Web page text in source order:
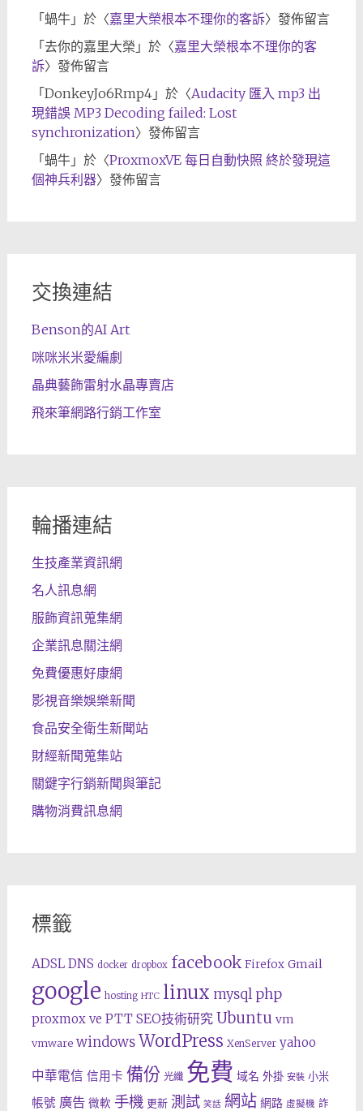
「 蝸牛」於〈嘉里大榮根本不理你的客訴〉發佈留言
「 去你的嘉里大榮 」於〈嘉里大榮根本不理你的客
訴〉發佈留言
「 DonkeyJo6Rmp4」於〈Audacity 匯入 mp3 出
現錯誤 MP3 Decoding failed: Lost
synchronization〉發佈留言
「 蝸牛」於〈ProxmoxVE 每日自動快照 終於發現這
個神兵利器〉發佈留言
交換連結
Benson的AI Art
咪咪米米愛編劇
晶典藝飾雷射水晶專賣店
飛來筆網路行銷工作室
輪播連結
生技產業資訊網
名人訊息網
服飾資訊蒐集網
企業訊息關注網
免費優惠好康網
影視音樂娛樂新聞
食品安全衛生新聞站
財經新聞蒐集站
關鍵字行銷新聞與筆記
購物消費訊息網
標籤
ADSL DNS docker dropbox facebook Firefox Gmail
google hosting HTC linux mysql php
proxmox ve PTT SEO技術研究 Ubuntu vm
vmware windows WordPress XenServer yahoo
中華電信 信用卡 備份 光纖 免費 域名 外掛 安裝 小米
帳號 廣告 微軟 手機 更新 測試 笑話 網站 網路 虛擬機 詐